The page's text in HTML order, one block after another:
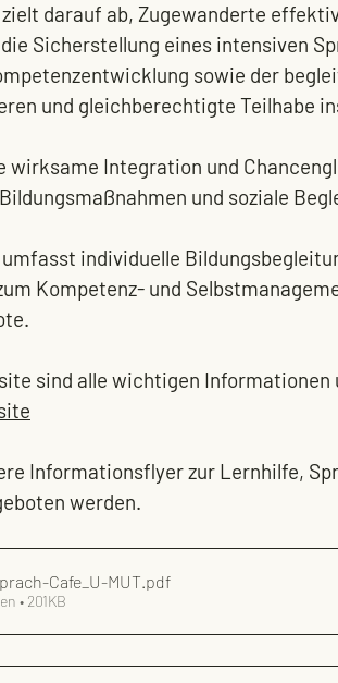
zielt darauf ab, Zugewanderte
Sicherstellung eines intensiven
sowie der
und gleichberechtigte Teilhabe
wirksame Integration und
und soziale
umfasst individuelle
Kompetenz- und
sind alle wichtigen Informationen
Informationsflyer zur Lernhilfe,
werden.
Cafe_U-MUT.pdf
• 201KB